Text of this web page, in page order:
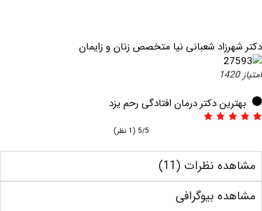
شعبانی نیا متخصص زنان و زایمان
دکتر درمان افتادگی رحم یزد
نظرات (11)
بیوگرافی